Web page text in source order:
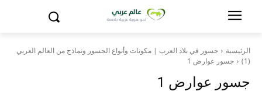
الرئيسية
جسور في بلاد العرب | مكونات وأنواع الجسور ونماذج من العالم العربي
(1)
جسور عوارض 1
جسور عوارض 1